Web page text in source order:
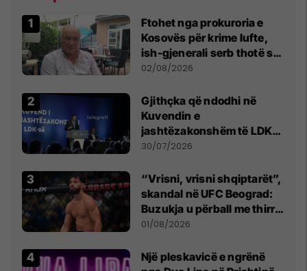
Ftohet nga prokuroria e
Kosovës për krime lufte,
ish-gjenerali serb thotë se
dikush e tradhtoi në
02/08/2026
Gjithçka që ndodhi në
Kuvendin e
jashtëzakonshëm të LDK-
së
30/07/2026
“Vrisni, vrisni shqiptarët”,
skandal në UFC Beograd:
Buzukja u përball me thirrje
anti-shqiptare nga
01/08/2026
Një pleskavicë e ngrënë